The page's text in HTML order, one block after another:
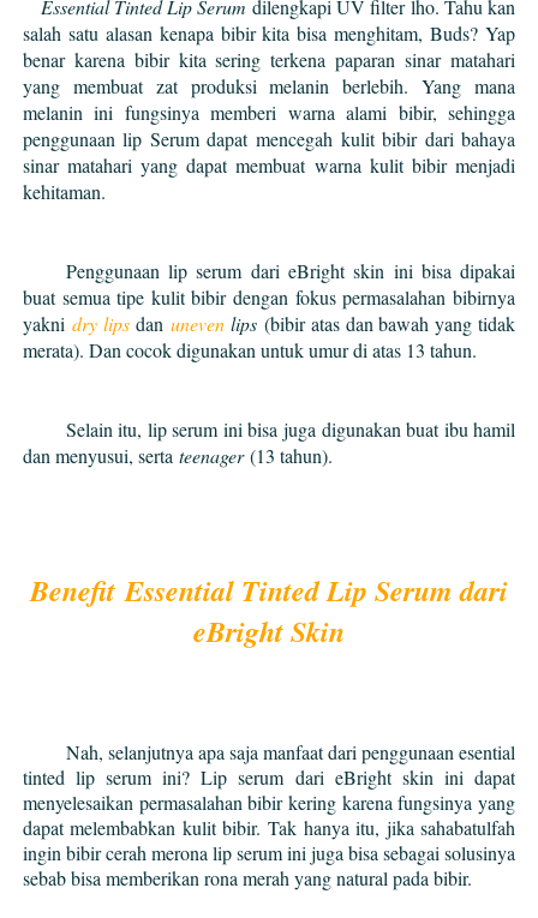
Essential Tinted Lip Serum dilengkapi UV filter lho. Tahu kan
salah satu alasan kenapa bibir kita bisa menghitam, Buds? Yap
benar karena bibir kita sering terkena paparan sinar matahari
yang membuat zat produksi melanin berlebih. Yang mana
melanin ini fungsinya memberi warna alami bibir, sehingga
penggunaan lip Serum dapat mencegah kulit bibir dari bahaya
sinar matahari yang dapat membuat warna kulit bibir menjadi
kehitaman.
Penggunaan lip serum dari eBright skin ini bisa dipakai
buat semua tipe kulit bibir dengan fokus permasalahan bibirnya
yakni dry lips dan uneven lips (bibir atas dan bawah yang tidak
merata). Dan cocok digunakan untuk umur di atas 13 tahun.
Selain itu, lip serum ini bisa juga digunakan buat ibu hamil
dan menyusui, serta teenager(13 tahun).
BenefitEssential Tinted Lip Serum dari
eBright Skin
Nah, selanjutnya apa saja manfaat dari penggunaan esential
tinted lip serum ini? Lip serum dari eBright skin ini dapat
menyelesaikan permasalahan bibir kering karena fungsinya yang
dapat melembabkan kulit bibir. Tak hanya itu, jika sahabatulfah
ingin bibir cerah merona lip serum ini juga bisa sebagai solusinya
sebab bisa memberikan rona merah yang natural pada bibir.